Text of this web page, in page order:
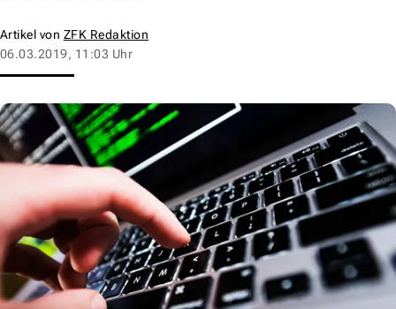
Artikel von ZFK Redaktion
06.03.2019, 11:03 Uhr